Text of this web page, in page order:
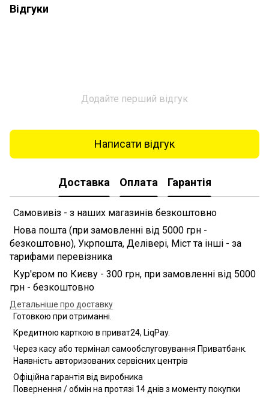
Відгуки
Додайте перший відгук
Написати відгук
Доставка Оплата Гарантія
Самовивіз - з наших магазинів безкоштовно
Нова пошта (при замовленні від 5000 грн -
безкоштовно), Укрпошта, Делівері, Міст та інші - за
тарифами перевізника
Кур'єром по Києву - 300 грн, при замовленні від 5000
грн - безкоштовно
Детальніше про доставку
Готовкою при отриманні.
Кредитною карткою в приват24, LiqPay.
Через касу або термінал самообслуговування Приватбанк.
Наявність авторизованих сервісних центрів
Офіційна гарантія від виробника
Повернення / обмін на протязі 14 днів з моменту покупки